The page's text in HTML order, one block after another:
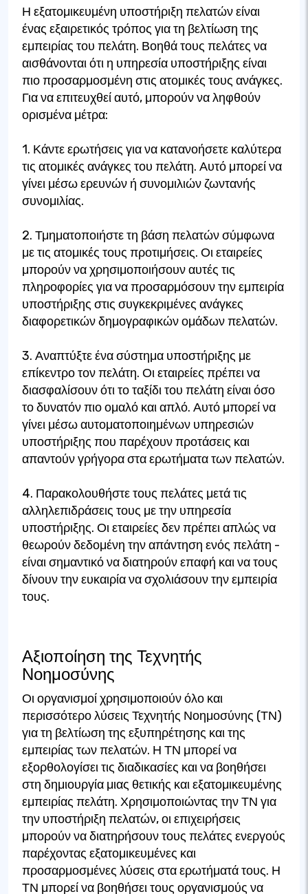
Η εξατομικευμένη υποστήριξη πελατών είναι
ένας εξαιρετικός τρόπος για τη βελτίωση της
εμπειρίας του πελάτη. Βοηθά τους πελάτες να
αισθάνονται ότι η υπηρεσία υποστήριξης είναι
πιο προσαρμοσμένη στις ατομικές τους ανάγκες.
Για να επιτευχθεί αυτό, μπορούν να ληφθούν
ορισμένα μέτρα:
1. Κάντε ερωτήσεις για να κατανοήσετε καλύτερα
τις ατομικές ανάγκες του πελάτη. Αυτό μπορεί να
γίνει μέσω ερευνών ή συνομιλιών ζωντανής
συνομιλίας.
2. Τμηματοποιήστε τη βάση πελατών σύμφωνα
με τις ατομικές τους προτιμήσεις. Οι εταιρείες
μπορούν να χρησιμοποιήσουν αυτές τις
πληροφορίες για να προσαρμόσουν την εμπειρία
υποστήριξης στις συγκεκριμένες ανάγκες
διαφορετικών δημογραφικών ομάδων πελατών.
3. Αναπτύξτε ένα σύστημα υποστήριξης με
επίκεντρο τον πελάτη. Οι εταιρείες πρέπει να
διασφαλίσουν ότι το ταξίδι του πελάτη είναι όσο
το δυνατόν πιο ομαλό και απλό. Αυτό μπορεί να
γίνει μέσω αυτοματοποιημένων υπηρεσιών
υποστήριξης που παρέχουν προτάσεις και
απαντούν γρήγορα στα ερωτήματα των πελατών.
4. Παρακολουθήστε τους πελάτες μετά τις
αλληλεπιδράσεις τους με την υπηρεσία
υποστήριξης. Οι εταιρείες δεν πρέπει απλώς να
θεωρούν δεδομένη την απάντηση ενός πελάτη -
είναι σημαντικό να διατηρούν επαφή και να τους
δίνουν την ευκαιρία να σχολιάσουν την εμπειρία
τους.
Αξιοποίηση της Τεχνητής
Νοημοσύνης
Οι οργανισμοί χρησιμοποιούν όλο και
περισσότερο λύσεις Τεχνητής Νοημοσύνης (ΤΝ)
για τη βελτίωση της εξυπηρέτησης και της
εμπειρίας των πελατών. Η ΤΝ μπορεί να
εξορθολογίσει τις διαδικασίες και να βοηθήσει
στη δημιουργία μιας θετικής και εξατομικευμένης
εμπειρίας πελάτη. Χρησιμοποιώντας την ΤΝ για
την υποστήριξη πελατών, οι επιχειρήσεις
μπορούν να διατηρήσουν τους πελάτες ενεργούς
παρέχοντας εξατομικευμένες και
προσαρμοσμένες λύσεις στα ερωτήματά τους. Η
ΤΝ μπορεί να βοηθήσει τους οργανισμούς να